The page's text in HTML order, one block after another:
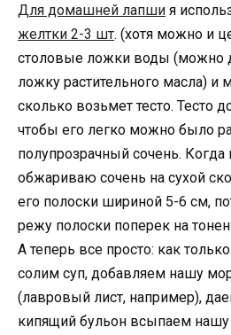
Для домашней лапши я
желтки 2-3 шт. (хотя можно и
столовые ложки воды (можно
ложку растительного масла) и
сколько возьмет тесто. Тесто
чтобы его легко можно было
полупрозрачный сочень. Когда
обжариваю сочень на сухой
его полоски шириной 5-6 см,
режу полоски поперек на
А теперь все просто: как
солим суп, добавляем нашу
(лавровый лист, например),
кипящий бульон всыпаем